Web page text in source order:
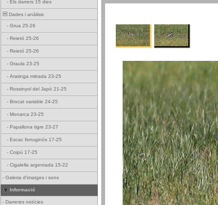
- Els darrers 15 dies
Dades i anàlisis
- Grua 25-26
- Reietó 25-26
- Reietó 25-26
- Graula 23-25
- Aratinga mitrada 23-25
- Rossinyol del Japó 21-25
- Brocat variable 24-25
- Monarca 23-25
- Papallona tigre 23-27
- Escac ferruginós 17-25
- Coipú 17-25
- Cigalella argentada 15-22
- Galeria d'imatges i sons
Informació
- Darreres notícies